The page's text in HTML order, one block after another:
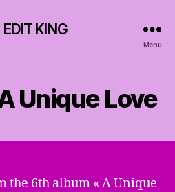
EDIT KING
Menu
Unique Love
the 6th album « A Unique